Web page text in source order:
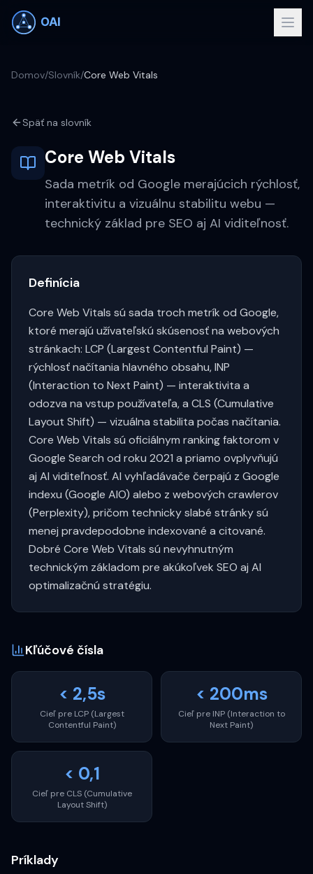
Domov/Slovník/Core Web Vitals
Späť na slovník
Core Web Vitals
Sada metrík od Google merajúcich rýchlosť,
interaktivitu a vizuálnu stabilitu webu —
technický základ pre SEO aj AI viditeľnosť.
Definícia
Core Web Vitals sú sada troch metrík od Google,
ktoré merajú užívateľskú skúsenosť na webových
stránkach: LCP (Largest Contentful Paint) —
rýchlosť načítania hlavného obsahu, INP
(Interaction to Next Paint) — interaktivita a
odozva na vstup používateľa, a CLS (Cumulative
Layout Shift) — vizuálna stabilita počas načítania.
Core Web Vitals sú oficiálnym ranking faktorom v
Google Search od roku 2021 a priamo ovplyvňujú
aj AI viditeľnosť. AI vyhľadávače čerpajú z Google
indexu (Google AIO) alebo z webových crawlerov
(Perplexity), pričom technicky slabé stránky sú
menej pravdepodobne indexované a citované.
Dobré Core Web Vitals sú nevyhnutným
technickým základom pre akúkoľvek SEO aj AI
optimalizačnú stratégiu.
Kľúčové čísla
< 2,5s
Cieľ pre LCP (Largest
Contentful Paint)
< 200ms
Cieľ pre INP (Interaction to
Next Paint)
< 0,1
Cieľ pre CLS (Cumulative
Layout Shift)
Príklady